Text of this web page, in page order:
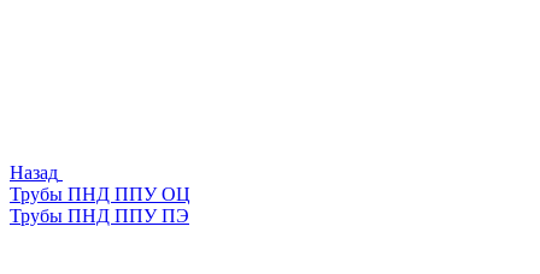
Назад
Трубы ПНД ППУ ОЦ
Трубы ПНД ППУ ПЭ